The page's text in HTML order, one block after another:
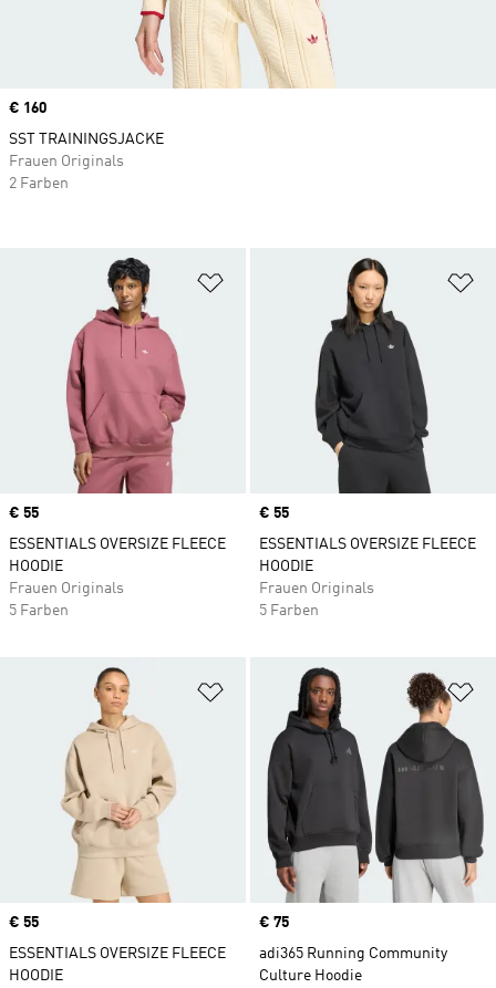
Zur Wunschliste hinzufügen
Price
€ 55
ESSENTIALS OVERSIZE FLEECE
HOODIE
Frauen Originals
5 Farben
Price
€ 55
ESSENTIALS OVERSIZE FLEECE
HOODIE
Frauen Originals
5 Farben
Zur Wunschliste hinzufügen
Price
€ 55
ESSENTIALS OVERSIZE FLEECE
HOODIE
Price
€ 75
adi365 Running Community
Culture Hoodie
Price
€ 160
SST TRAININGSJACKE
Frauen Originals
2 Farben